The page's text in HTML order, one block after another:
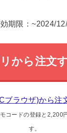
期限：~2024/
から注文
ブラウザ)から注
コードの登録と2,200
す。